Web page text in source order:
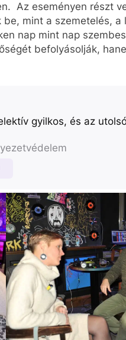
Az eseményen részt
mint a szemetelés, a
nap mint nap
befolyásolják,